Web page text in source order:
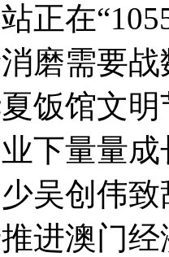
正在
磨需要
饭馆文
业下量量
吴创伟
进澳门